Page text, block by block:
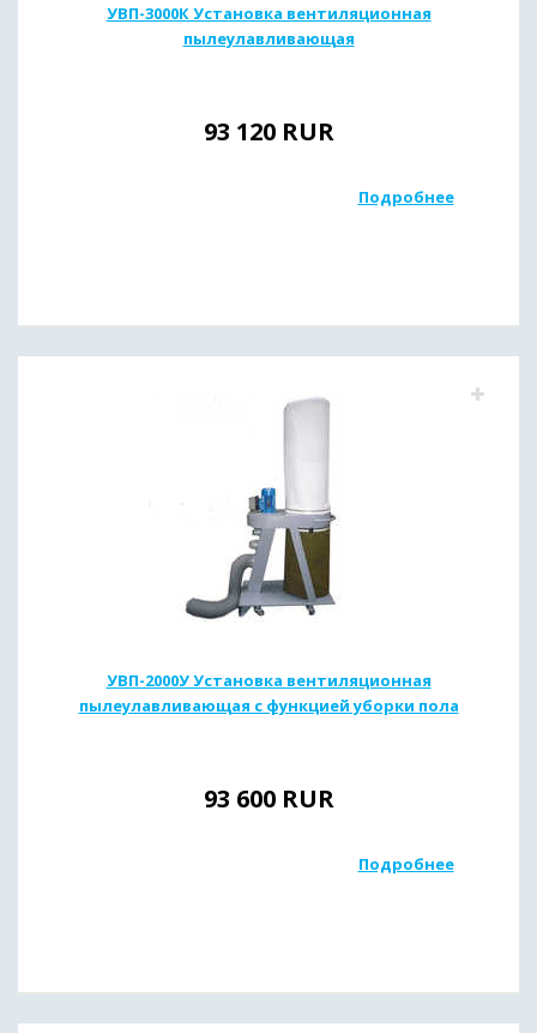
УВП-3000К Установка вентиляционная
пылеулавливающая
93 120 RUR
Подробнее
УВП-2000У Установка вентиляционная
пылеулавливающая с функцией уборки пола
93 600 RUR
Подробнее